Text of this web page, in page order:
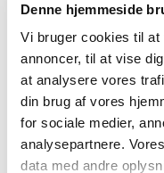
Denne hjemmeside
Vi bruger cookies til
annoncer, til at vise
at analysere vores
din brug af vores
for sociale medier,
analysepartnere.
data med andre
|3. oktober 2018|
Bevillingen til at drive
2019.
Hypotron mod
eller generelt
|3. oktober 2018|